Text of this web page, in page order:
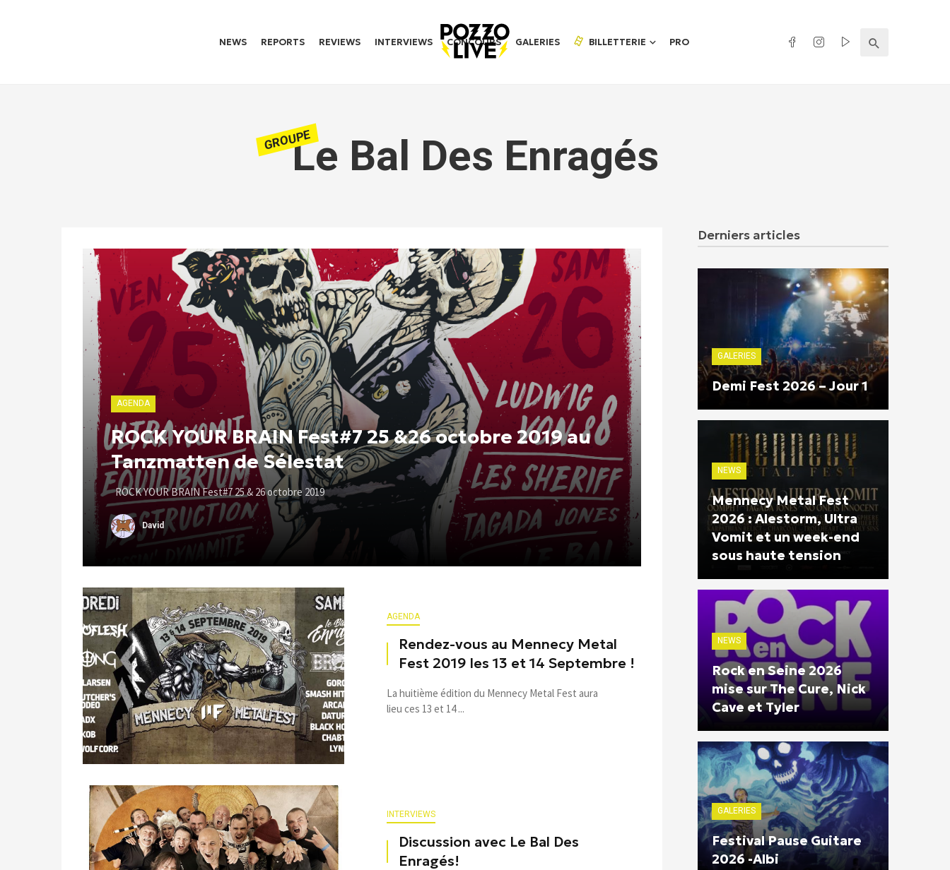
NEWS REPORTS REVIEWS INTERVIEWS CONCOURS GALERIES BILLETTERIE PRO
GROUPELe Bal Des Enragés
AGENDA
ROCK YOUR BRAIN Fest#7 25 &26 octobre 2019 au
Tanzmatten de Sélestat
ROCK YOUR BRAIN Fest#7 25 & 26 octobre 2019
David
AGENDA
Rendez-vous au Mennecy Metal
Fest 2019 les 13 et 14 Septembre !
La huitième édition du Mennecy Metal Fest aura
lieu ces 13 et 14 ...
INTERVIEWS
Discussion avec Le Bal Des
Enragés!
Derniers articles
GALERIES
Demi Fest 2026 – Jour 1
NEWS
Mennecy Metal Fest
2026 : Alestorm, Ultra
Vomit et un week-end
sous haute tension
NEWS
Rock en Seine 2026
mise sur The Cure, Nick
Cave et Tyler
GALERIES
Festival Pause Guitare
2026 -Albi